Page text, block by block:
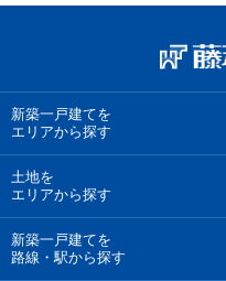
新築一戸建てを
エリアから探す
土地を
エリアから探す
新築一戸建てを
路線・駅から探す